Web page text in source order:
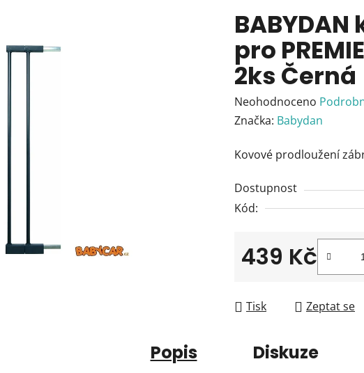
pro
2ks Černá
Průměrné
hodnocení
je
z
5
Neohodnoceno
Značka: Babydan
Kovové prodloužení
Dostupnost
Kód:
439 Kč
Tisk Zeptat se
Popis Diskuze